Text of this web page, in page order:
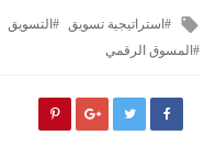
Tagged
استراتيجية تسويق التسويق
المسوق الرقمي